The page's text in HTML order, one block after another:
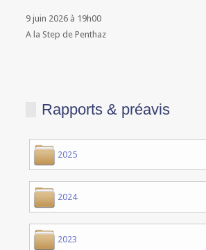
9 juin 2026 à 19h00
A la Step de Penthaz
Rapports & préavis
2025
2024
2023